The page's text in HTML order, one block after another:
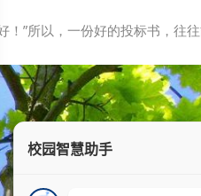
！”所以，一份好的投标书，往